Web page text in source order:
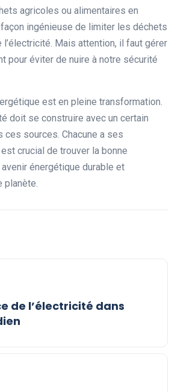
agricoles ou alimentaires en
ingénieuse de limiter les déchets
Mais attention, il faut gérer
pour éviter de nuire à notre sécurité
est en pleine transformation.
doit se construire avec un certain
sources. Chacune a ses
crucial de trouver la bonne
énergétique durable et
planète.
de l’électricité dans